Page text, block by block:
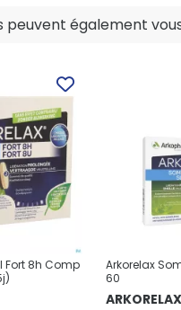
peuvent également
Fort 8h Comp
Arkorelax
60
ARKORELAX